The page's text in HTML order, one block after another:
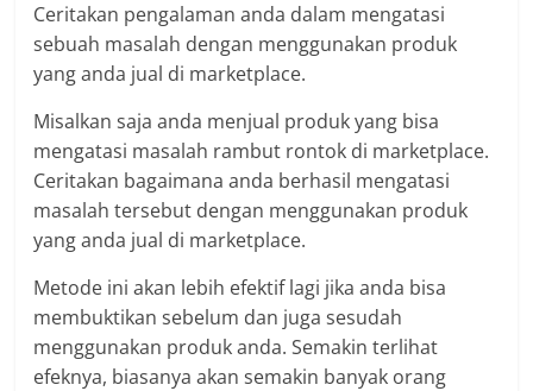
Ceritakan pengalaman anda dalam mengatasi
sebuah masalah dengan menggunakan produk
yang anda jual di marketplace.
Misalkan saja anda menjual produk yang bisa
mengatasi masalah rambut rontok di marketplace.
Ceritakan bagaimana anda berhasil mengatasi
masalah tersebut dengan menggunakan produk
yang anda jual di marketplace.
Metode ini akan lebih efektif lagi jika anda bisa
membuktikan sebelum dan juga sesudah
menggunakan produk anda. Semakin terlihat
efeknya, biasanya akan semakin banyak orang